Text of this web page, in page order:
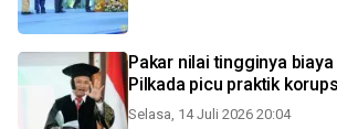
Pakar nilai tingginya
Pilkada picu praktik
Selasa, 14 Juli 2026 20:04